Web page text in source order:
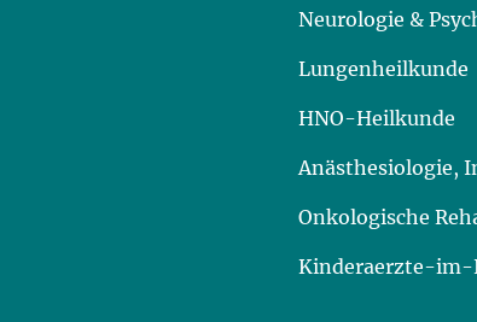
Neurologie &
Lungenheilkunde
HNO-Heilkunde
Anästhesiologie,
Onkologische
Kinderaerzte-im-